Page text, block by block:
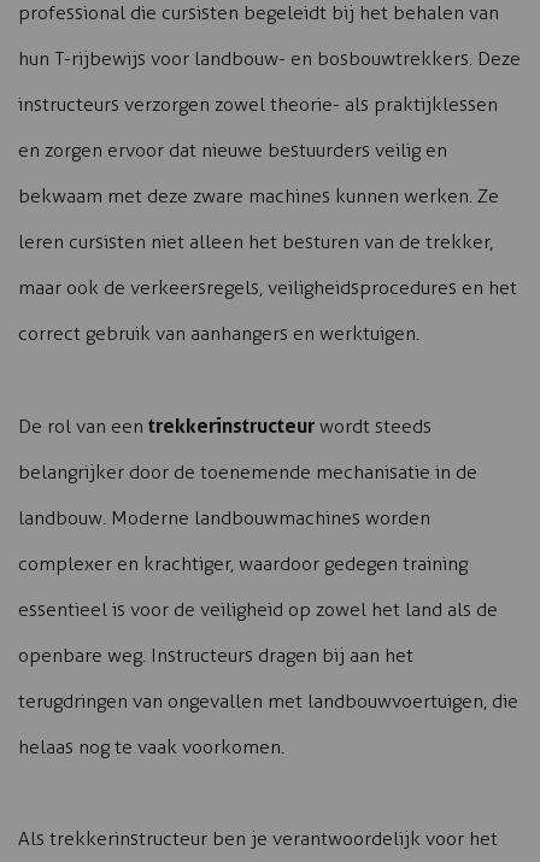
professional die cursisten begeleidt bij het behalen van
hun T-rijbewijs voor landbouw- en bosbouwtrekkers. Deze
instructeurs verzorgen zowel theorie- als praktijklessen
en zorgen ervoor dat nieuwe bestuurders veilig en
bekwaam met deze zware machines kunnen werken. Ze
leren cursisten niet alleen het besturen van de trekker,
maar ook de verkeersregels, veiligheidsprocedures en het
correct gebruik van aanhangers en werktuigen.
De rol van een trekkerinstructeur wordt steeds
belangrijker door de toenemende mechanisatie in de
landbouw. Moderne landbouwmachines worden
complexer en krachtiger, waardoor gedegen training
essentieel is voor de veiligheid op zowel het land als de
openbare weg. Instructeurs dragen bij aan het
terugdringen van ongevallen met landbouwvoertuigen, die
helaas nog te vaak voorkomen.
Als trekkerinstructeur ben je verantwoordelijk voor het